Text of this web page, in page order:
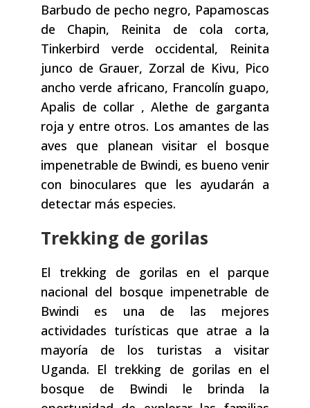
Barbudo de pecho negro, Papamoscas
de Chapin, Reinita de cola corta,
Tinkerbird verde occidental, Reinita
junco de Grauer, Zorzal de Kivu, Pico
ancho verde africano, Francolín guapo,
Apalis de collar , Alethe de garganta
roja y entre otros. Los amantes de las
aves que planean visitar el bosque
impenetrable de Bwindi, es bueno venir
con binoculares que les ayudarán a
detectar más especies.
Trekking de gorilas
El trekking de gorilas en el parque
nacional del bosque impenetrable de
Bwindi es una de las mejores
actividades turísticas que atrae a la
mayoría de los turistas a visitar
Uganda. El trekking de gorilas en el
bosque de Bwindi le brinda la